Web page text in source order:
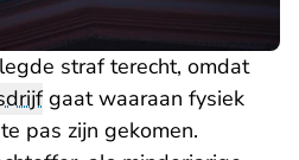
straf terecht, omdat
gaat waaraan fysiek
pas zijn gekomen.